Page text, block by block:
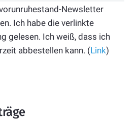
Newsletter
Ich habe die verlinkte
gelesen. Ich weiß, dass ich
abbestellen kann. (Link)